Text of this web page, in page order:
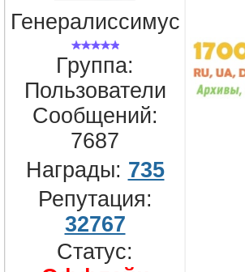
Генералиссимус
Группа:
Пользователи
Сообщений:
7687
Награды: 735
Репутация:
32767
Статус: